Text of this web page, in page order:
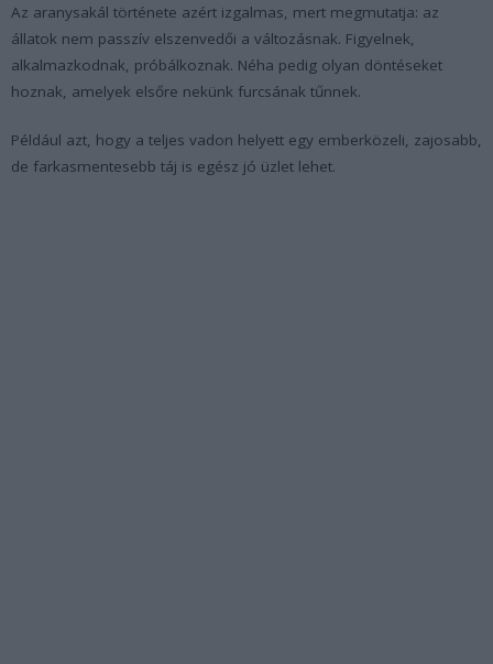
Az aranysakál története azért izgalmas, mert megmutatja: az
állatok nem passzív elszenvedői a változásnak. Figyelnek,
alkalmazkodnak, próbálkoznak. Néha pedig olyan döntéseket
hoznak, amelyek elsőre nekünk furcsának tűnnek.
Például azt, hogy a teljes vadon helyett egy emberközeli, zajosabb,
de farkasmentesebb táj is egész jó üzlet lehet.